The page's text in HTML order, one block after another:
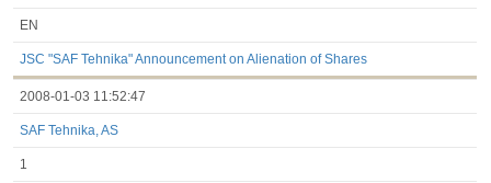
EN
JSC "SAF Tehnika" Announcement on Alienation of Shares
2008-01-03 11:52:47
SAF Tehnika, AS
1